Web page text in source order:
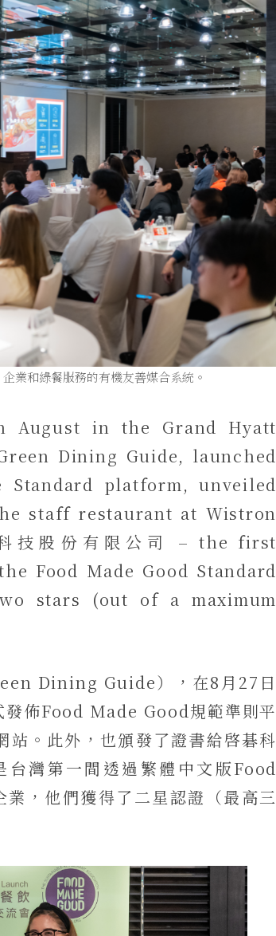
業和綠餐服務的有機友善媒合系統。
August in the Grand Hyatt
Dining Guide, launched
platform, unveiled
staff restaurant at Wistron
技股份有限公司 – the first
Food Made Good Standard
stars (out of a maximum
Dining Guide），在8月27日
發佈Food Made Good規範準則平
站。此外，也頒發了證書給啓碁科
灣第一間透過繁體中文版Food
，他們獲得了二星認證（最高三